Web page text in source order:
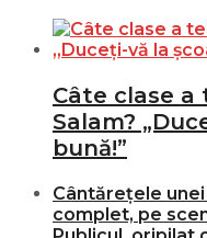
Câte clase
Salam?
bună!”
Cântărețele
complet, pe